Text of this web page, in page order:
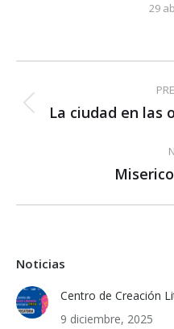
29
navigation
La ciudad en las
Noticias
Centro de Creación
9 diciembre, 2025